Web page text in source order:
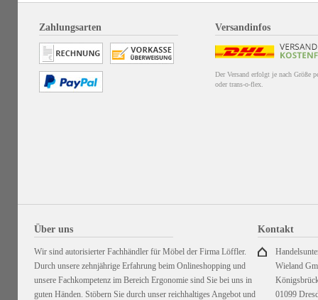
Zahlungsarten Versandinfos
Der Versand erfolgt je nach Größe
oder trans-o-flex.
Über uns
Wir sind autorisierter Fachhändler für Möbel der Firma Löffler.
Durch unsere zehnjährige Erfahrung beim Onlineshopping und
unsere Fachkompetenz im Bereich Ergonomie sind Sie bei uns in
guten Händen. Stöbern Sie durch unser reichhaltiges Angebot und
Kontakt
Wieland
01099